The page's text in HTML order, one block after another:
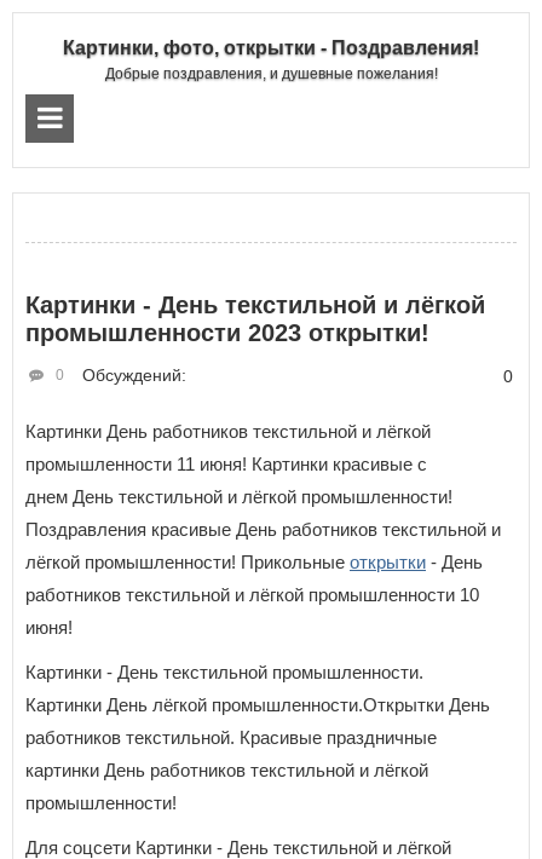
Картинки, фото, открытки - Поздравления!
Добрые поздравления, и душевные пожелания!
Картинки - День текстильной и лёгкой
промышленности 2023 открытки!
Обсуждений:
0 0
Картинки День работников текстильной и лёгкой
промышленности 11 июня! Картинки красивые с
днем День текстильной и лёгкой промышленности!
Поздравления красивые День работников текстильной и
лёгкой промышленности! Прикольные открытки - День
работников текстильной и лёгкой промышленности 10
июня!
Картинки - День текстильной промышленности.
Картинки День лёгкой промышленности.Открытки День
работников текстильной. Красивые праздничные
картинки День работников текстильной и лёгкой
промышленности!
Для соцсети Картинки - День текстильной и лёгкой